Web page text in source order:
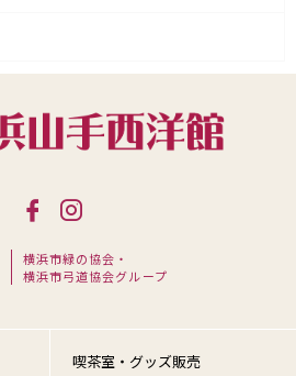
横浜市緑の協会・
横浜市弓道協会グループ
喫茶室・グッズ販売